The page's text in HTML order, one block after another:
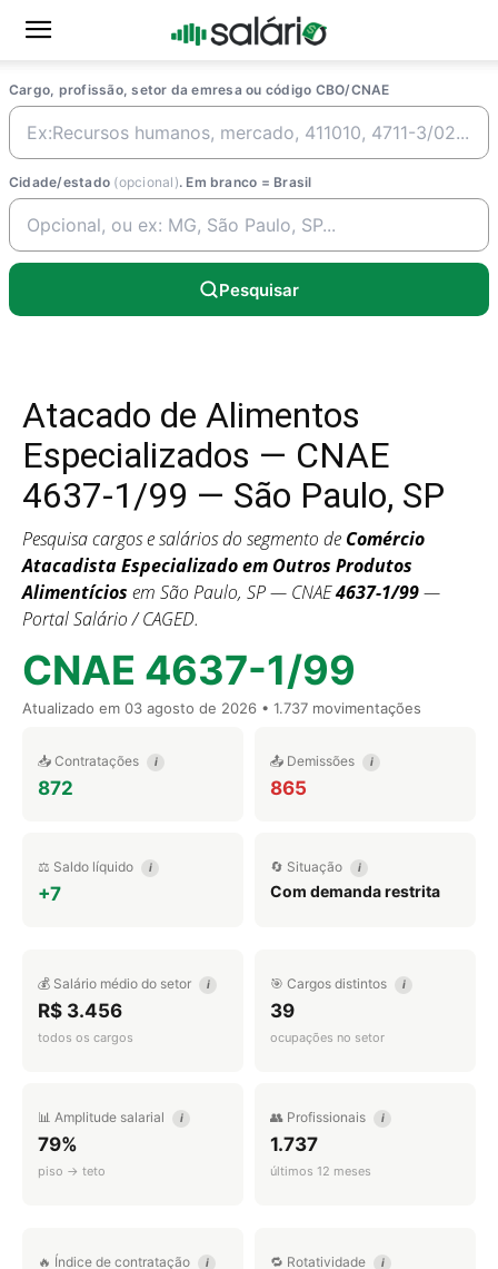
Cargo, profissão, setor da emresa ou código CBO/CNAE
Cidade/estado (opcional). Em branco = Brasil
Pesquisar
Atacado de Alimentos
Especializados — CNAE
4637-1/99 — São Paulo, SP
Pesquisa cargos e salários do segmento de Comércio
Atacadista Especializado em Outros Produtos
Alimentícios em São Paulo, SP — CNAE4637-1/99—
Portal Salário / CAGED.
CNAE 4637-1/99
Atualizado em 03 agosto de 2026 • 1.737 movimentações
📥 Contratações i
872
📤 Demissões i
865
⚖️ Saldo líquido i
+7
🔄 Situação i
Com demanda restrita
💰 Salário médio do setor i
R$ 3.456
todos os cargos
🎯 Cargos distintos i
39
ocupações no setor
📊 Amplitude salarial i
79%
piso → teto
👥 Profissionais i
1.737
últimos 12 meses
🔥 Índice de contratação i 🔁 Rotatividade i